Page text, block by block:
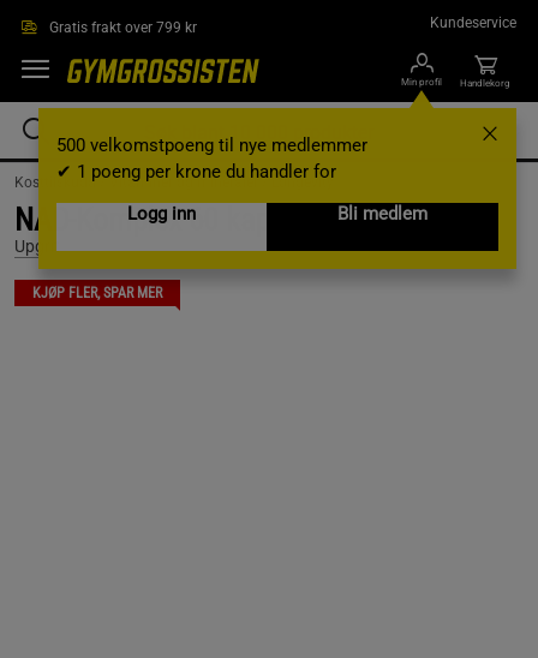
Gratis frakt over 799 kr Kundeservice
Min profil
500 velkomstpoeng til nye medlemmer
✔ 1 poeng per krone du handler for
Logg inn
Bli medlem
Handlekorg
Kosttilskudd / Vitaminer og mineraler /Longevity
NAD-Komplex 60 kapslar
Upgrit
KJØP FLER, SPAR MER